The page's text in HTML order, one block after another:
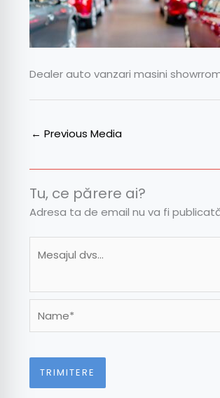
Dealer auto vanzari masini
← Previous Media
Tu, ce părere ai?
Adresa ta de email nu va fi